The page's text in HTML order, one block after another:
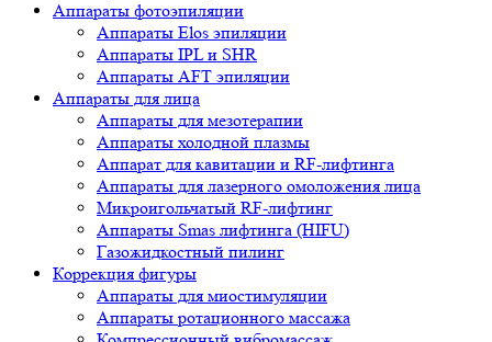
Аппараты фотоэпиляции
Аппараты Elos эпиляции
Аппараты IPL и SHR
Аппараты AFT эпиляции
Аппараты для лица
Аппараты для мезотерапии
Аппараты холодной плазмы
Аппарат для кавитации и RF-лифтинга
Аппараты для лазерного омоложения лица
Микроигольчатый RF-лифтинг
Аппараты Smas лифтинга (HIFU)
Газожидкостный пилинг
Коррекция фигуры
Аппараты для миостимуляции
Аппараты ротационного массажа